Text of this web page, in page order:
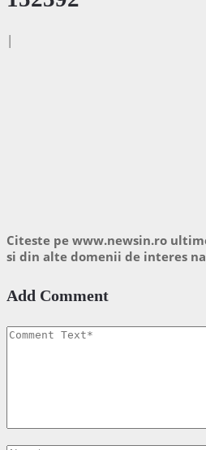
|
Citeste pe www.newsin.ro
si din alte domenii de interes
Add Comment